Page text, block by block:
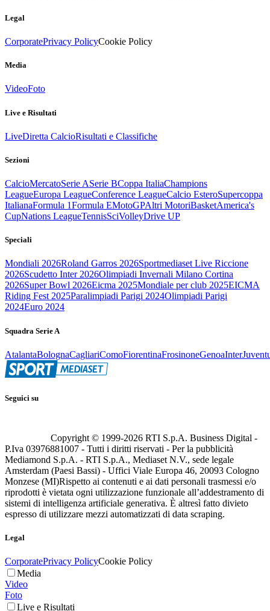
Legal
CorporatePrivacy PolicyCookie Policy
Media
VideoFoto
Live e Risultati
LiveDiretta CalcioRisultati e Classifiche
Sezioni
CalcioMercatoSerie ASerie BCoppa ItaliaChampions
LeagueEuropa LeagueConference LeagueCalcio EsteroSupercoppa
ItalianaFormula 1Formula EMotoGPAltri MotoriBasketAmerica's
CupNations LeagueTennisSciVolleyDrive UP
Speciali
Mondiali 2026Roland Garros 2026Sportmediaset Live Riccione
2026Scudetto Inter 2026Olimpiadi Invernali Milano Cortina
2026Super Bowl 2026Eicma 2025Mondiale per club 2025EICMA
Riding Fest 2025Paralimpiadi Parigi 2024Olimpiadi Parigi
2024Euro 2024
Squadra Serie A
AtalantaBolognaCagliariComoFiorentinaFrosinoneGenoaInter
Seguici su
Copyright © 1999-2026 RTI S.p.A. Business Digital -
P.Iva 03976881007 - Tutti i diritti riservati - Per la pubblicità
Mediamond S.p.A. - RTI S.p.A., Mediaset N.V., sede legale
Amsterdam (Paesi Bassi) - Uffici Viale Europa 46, 20093 Cologno
Monzese (MI)Rispetto ai contenuti e ai dati personali trasmessi e/o
riprodotti è vietata ogni utilizzazione funzionale all’addestramento di
sistemi di intelligenza artificiale generativa. È altresì fatto divieto
espresso di utilizzare mezzi automatizzati di data scraping.
Legal
CorporatePrivacy PolicyCookie Policy
Media
Video
Foto
Live e Risultati